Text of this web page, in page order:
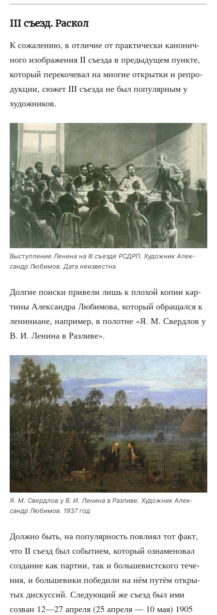
III съезд. Раскол
К сожа­ле­нию, в отли­чие от прак­ти­че­ски кано­нич­
но­го изоб­ра­же­ния II съез­да в преды­ду­щем пунк­те,
кото­рый пере­ко­че­вал на мно­гие открыт­ки и репро­
дук­ции, сюжет III съез­да не был попу­ляр­ным у
художников.
Выступ­ле­ние Лени­на на III съез­де РСДРП. Худож­ник Алек­
сандр Люби­мов. Дата неизвестна
Дол­гие поис­ки при­ве­ли лишь к пло­хой копии кар­
ти­ны Алек­сандра Люби­мо­ва, кото­рый обра­щал­ся к
лени­ни­ане, напри­мер, в полотне «Я. М. Сверд­лов у
В. И. Лени­на в Разливе».
Я. М. Сверд­лов у В. И. Лени­на в Раз­ли­ве. Худож­ник Алек­
сандр Люби­мов. 1937 год
Долж­но быть, на попу­ляр­ность повли­ял тот факт,
что II съезд был собы­ти­ем, кото­рый озна­ме­но­вал
созда­ние как пар­тии, так и боль­ше­вист­ско­го тече­
ния, и боль­ше­ви­ки побе­ди­ли на нём путём откры­
тых дис­кус­сий. Сле­ду­ю­щий же съезд был ими
созван 12—27 апре­ля (25 апре­ля — 10 мая) 1905